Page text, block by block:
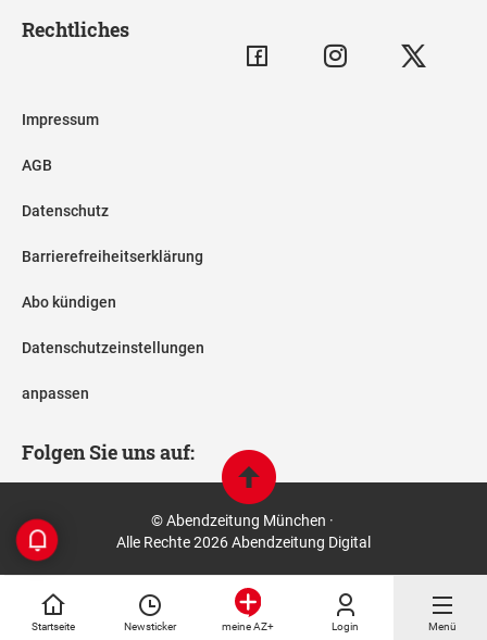
Startseite Newsticker meine AZ+ Login Menü
Rechtliches
Impressum
AGB
Datenschutz
Barrierefreiheitserklärung
Abo kündigen
Datenschutzeinstellungen
anpassen
Folgen Sie uns auf:
© Abendzeitung München ·
Alle Rechte 2026 Abendzeitung Digital